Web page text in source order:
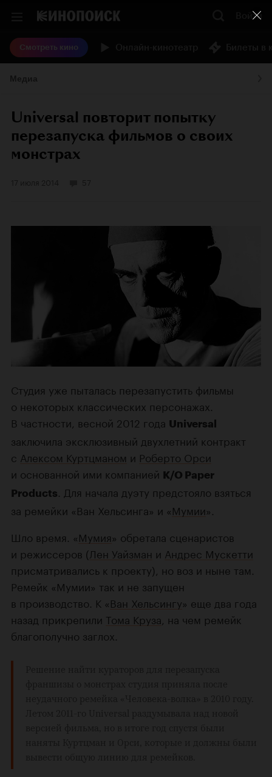
Войти
Смотреть кино
Universal повторит попытку
перезапуска фильмов о своих
монстрах
Студия уже пыталась перезапустить фильмы
о некоторых классических персонажах.
В частности, весной 2012 года Universal
заключила эксклюзивный двухлетний контракт
с Алексом Куртцманом и Роберто Орси
и основанной ими компанией K/O Paper
Products
. Для начала дуэту предстояло взяться
за ремейки «Ван Хельсинга» и «Мумии».
Шло время. «Мумия» обретала сценаристов
и режиссеров (Лен Уайзман и Андрес Мускетти
присматривались к проекту), но воз и ныне там.
Ремейк «Мумии» так и не запущен
в производство. К «Ван Хельсингу» еще два года
назад прикрепили Тома Круза , на чем ремейк
благополучно заглох.